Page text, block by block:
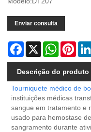
Enviar consulta
Facebook
X WhatsApp
Descrição do produto
Tourniquete médico de
instituições médicas
sangue em tratamento e
usado para hemostase
sangramento durante